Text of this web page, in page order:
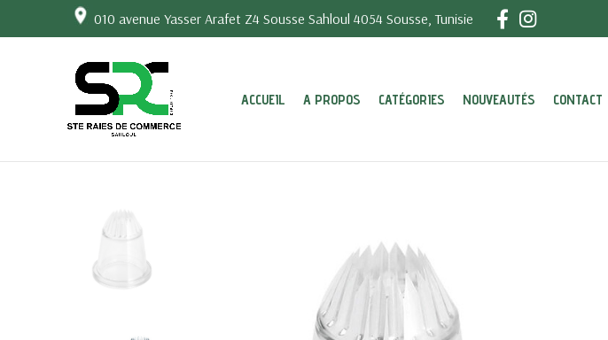
010 avenue Yasser Arafet Z4 Sousse Sahloul 4054 Sousse, Tunisie
ACCUEIL A PROPOS CATÉGORIES NOUVEAUTÉS CONTACT